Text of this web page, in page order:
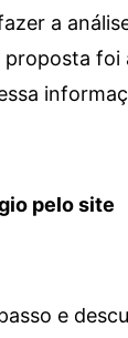
a
proposta foi
pelo site
e